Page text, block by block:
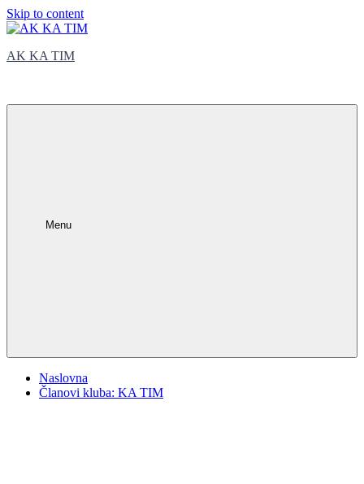
Skip to content
AK KA TIM
Menu
Naslovna
Članovi kluba: KA TIM